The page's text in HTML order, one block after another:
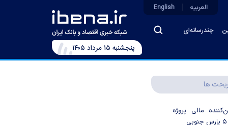
چندرسانه‌ای
العربیه English
پنجشنبه ۱۵ مرداد ۱۴۰۵
ها
مالی پروژه